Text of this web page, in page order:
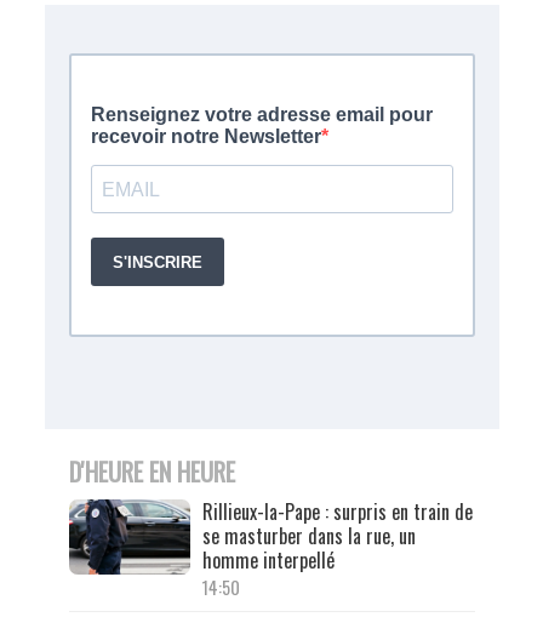
D'HEURE EN HEURE
Rillieux-la-Pape : surpris en train de
se masturber dans la rue, un
homme interpellé
14:50